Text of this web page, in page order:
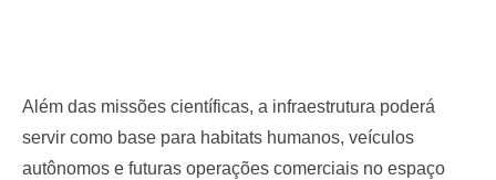
Além das missões científicas, a infraestrutura poderá
servir como base para habitats humanos, veículos
autônomos e futuras operações comerciais no espaço